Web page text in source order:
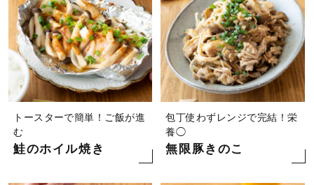
トースターで簡単！ご飯が進
む
鮭のホイル焼き
包丁使わずレンジで完結！栄
養◯
無限豚きのこ